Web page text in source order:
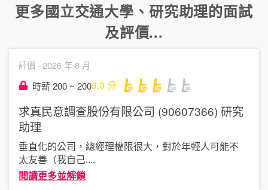
更多國立交通大學 、 研究助理的面試
及評價...
評價 · 2026 年 8 月
時薪 200 ~ 2003.0 分
求真民意調查股份有限公司 (90607366) 研究
助理
垂直化的公司，總經理權限很大，對於年輕人可能不
太友善（我自己....
閱讀更多並解鎖